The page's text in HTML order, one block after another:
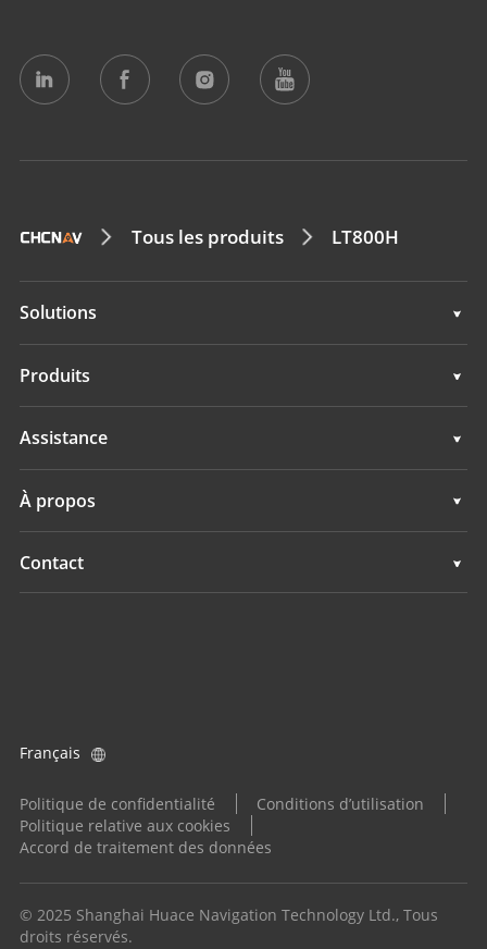
Tous les produits LT800H
Solutions
Topographie & ingénierie
Hydrographie
Produits
Topographie & ingénierie
Hydrographie
Assistance
À propos
Présentation
Contact
Politique de confidentialité
Conditions d’utilisation
Politique relative aux cookies
Accord de traitement des données
Français
© 2025 Shanghai Huace Navigation Technology Ltd., Tous
droits réservés.